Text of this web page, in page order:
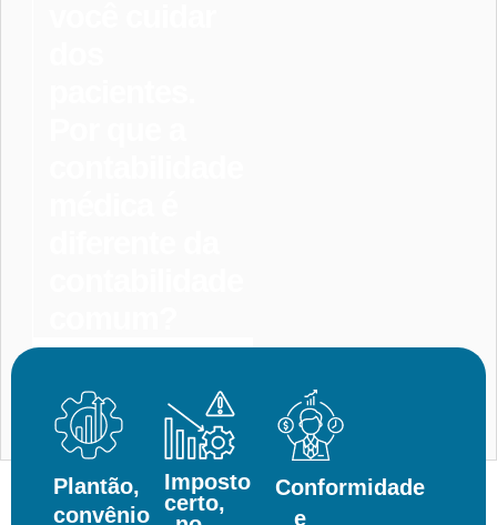
Em
Contato
Plantão,
convênio
Imposto
certo,
Conformidade
e